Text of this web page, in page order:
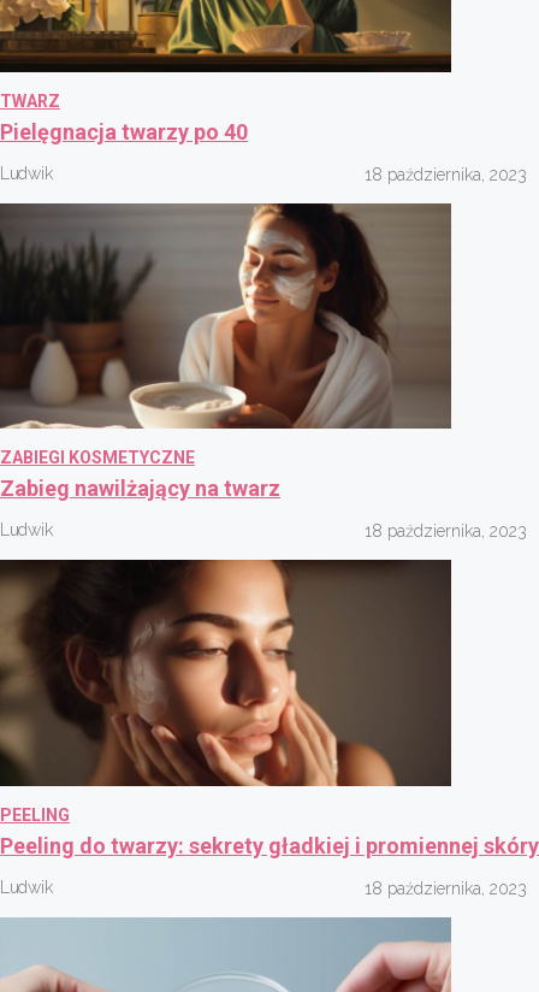
TWARZ
Pielęgnacja twarzy po 40
Ludwik 18 października, 2023
ZABIEGI KOSMETYCZNE
Zabieg nawilżający na twarz
Ludwik 18 października, 2023
PEELING
Peeling do twarzy: sekrety gładkiej i promiennej skóry
Ludwik 18 października, 2023